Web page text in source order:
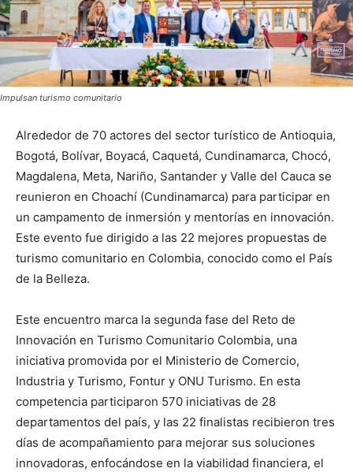
Impulsan turismo comunitario
Alrededor de 70 actores del sector turístico de Antioquia,
Bogotá, Bolívar, Boyacá, Caquetá, Cundinamarca, Chocó,
Magdalena, Meta, Nariño, Santander y Valle del Cauca se
reunieron en Choachí (Cundinamarca) para participar en
un campamento de inmersión y mentorías en innovación.
Este evento fue dirigido a las 22 mejores propuestas de
turismo comunitario en Colombia, conocido como el País
de la Belleza.
Este encuentro marca la segunda fase del Reto de
Innovación en Turismo Comunitario Colombia, una
iniciativa promovida por el Ministerio de Comercio,
Industria y Turismo, Fontur y ONU Turismo. En esta
competencia participaron 570 iniciativas de 28
departamentos del país, y las 22 finalistas recibieron tres
días de acompañamiento para mejorar sus soluciones
innovadoras, enfocándose en la viabilidad financiera, el